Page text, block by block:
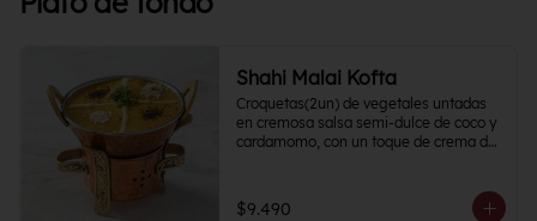
Shahi Malai Kofta
Croquetas(2un) de vegetales untadas
en cremosa salsa semi-dulce de coco y
cardamomo, con un toque de crema de
$9.490